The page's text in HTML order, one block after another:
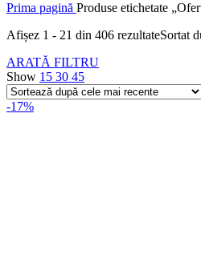
Prima pagină Produse etichetate
Afișez 1 - 21 din 406 rezultateSortat
ARATĂ FILTRU
Show 15 30 45
-17%